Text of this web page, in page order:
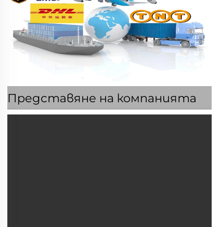
Представяне на компанията